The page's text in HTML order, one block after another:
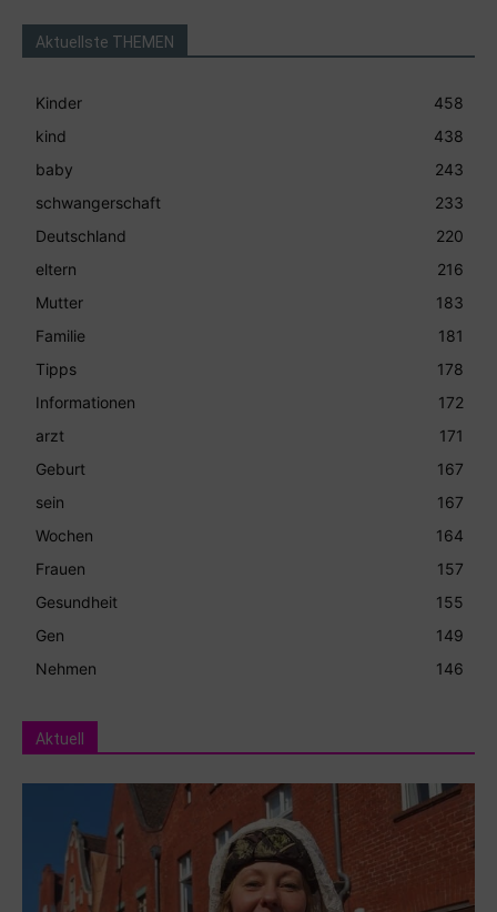
Aktuellste THEMEN
Kinder
458
kind
438
baby
243
schwangerschaft
233
Deutschland
220
eltern
216
Mutter
183
Familie
181
Tipps
178
Informationen
172
arzt
171
Geburt
167
sein
167
Wochen
164
Frauen
157
Gesundheit
155
Gen
149
Nehmen
146
Aktuell